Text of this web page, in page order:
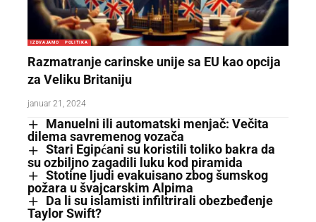
IZDVAJAMO POLITIKA
Razmatranje carinske unije sa EU kao opcija
za Veliku Britaniju
januar 21, 2024
Manuelni ili automatski menjač: Večita
dilema savremenog vozača
Stari Egipćani su koristili toliko bakra da
su ozbiljno zagadili luku kod piramida
Stotine ljudi evakuisano zbog šumskog
požara u švajcarskim Alpima
Da li su islamisti infiltrirali obezbeđenje
Taylor Swift?